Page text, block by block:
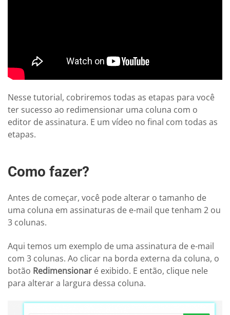
Nesse tutorial, cobriremos todas as etapas para você
ter sucesso ao redimensionar uma coluna com o
editor de assinatura. E um vídeo no final com todas as
etapas.
Como fazer?
Antes de começar, você pode alterar o tamanho de
uma coluna em assinaturas de e-mail que tenham 2 ou
3 colunas.
Aqui temos um exemplo de uma assinatura de e-mail
com 3 colunas. Ao clicar na borda externa da coluna, o
botão Redimensionar é exibido. E então, clique nele
para alterar a largura dessa coluna.